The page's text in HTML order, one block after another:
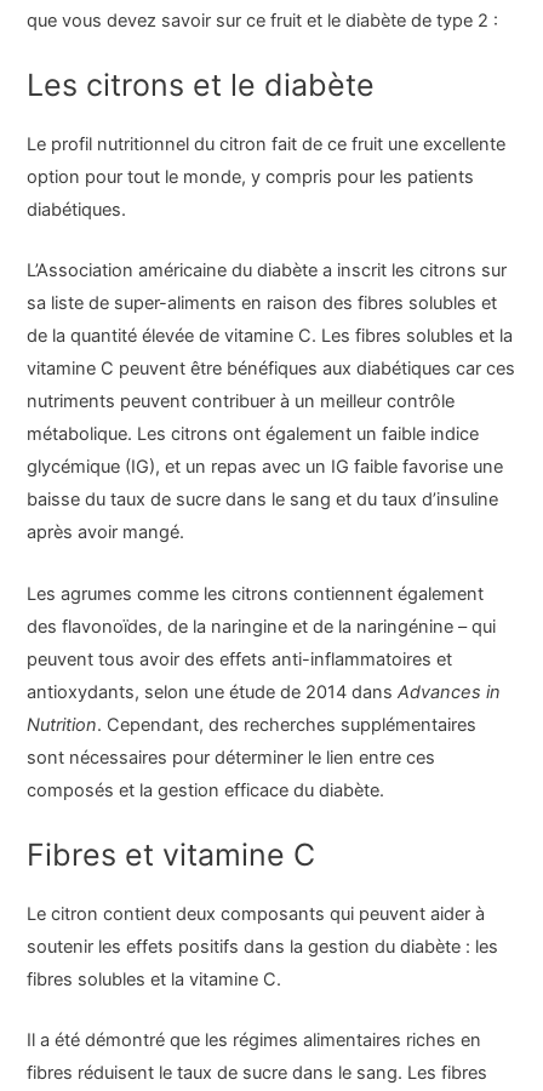
que vous devez savoir sur ce fruit et le diabète de type 2 :
Les citrons et le diabète
Le profil nutritionnel du citron fait de ce fruit une excellente
option pour tout le monde, y compris pour les patients
diabétiques.
L’Association américaine du diabète a inscrit les citrons sur
sa liste de super-aliments en raison des fibres solubles et
de la quantité élevée de vitamine C. Les fibres solubles et la
vitamine C peuvent être bénéfiques aux diabétiques car ces
nutriments peuvent contribuer à un meilleur contrôle
métabolique. Les citrons ont également un faible indice
glycémique (IG), et un repas avec un IG faible favorise une
baisse du taux de sucre dans le sang et du taux d’insuline
après avoir mangé.
Les agrumes comme les citrons contiennent également
des flavonoïdes, de la naringine et de la naringénine – qui
peuvent tous avoir des effets anti-inflammatoires et
antioxydants, selon une étude de 2014 dansAdvances in
Nutrition. Cependant, des recherches supplémentaires
sont nécessaires pour déterminer le lien entre ces
composés et la gestion efficace du diabète.
Fibres et vitamine C
Le citron contient deux composants qui peuvent aider à
soutenir les effets positifs dans la gestion du diabète : les
fibres solubles et la vitamine C.
Il a été démontré que les régimes alimentaires riches en
fibres réduisent le taux de sucre dans le sang. Les fibres